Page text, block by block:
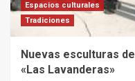
Espacios culturales
Tradiciones
Nuevas esculturas de
«Las Lavanderas»